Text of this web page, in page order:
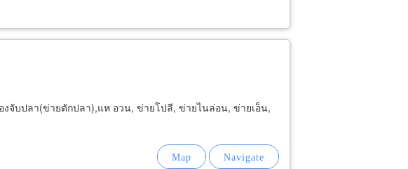
จับปลา(ข่ายดักปลา),แห อวน, ข่ายโปลี, ข่ายไนล่อน, ข่ายเอ็น,